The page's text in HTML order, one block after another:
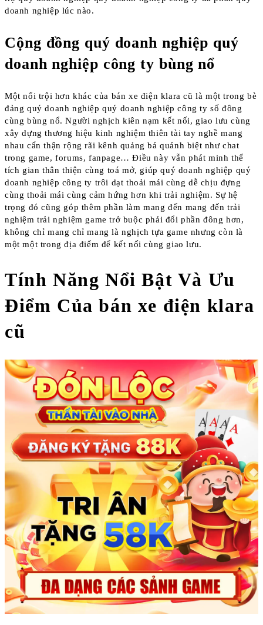
doanh nghiệp lúc nào.
Cộng đồng quý doanh nghiệp quý
doanh nghiệp công ty bùng nổ
Một nổi trội hơn khác của bán xe điện klara cũ là một trong bè
đảng quý doanh nghiệp quý doanh nghiệp công ty số đông
cùng bùng nổ. Người nghịch kiên nạm kết nối, giao lưu cùng
xây dựng thương hiệu kinh nghiệm thiên tài tay nghề mang
nhau cẩn thận rộng rãi kênh quảng bá quánh biệt như chat
trong game, forums, fanpage… Điều này vẫn phát minh thể
tích gian thân thiện cùng toá mở, giúp quý doanh nghiệp quý
doanh nghiệp công ty trôi dạt thoải mái cùng dễ chịu đựng
cùng thoải mái cùng cảm hứng hơn khi trải nghiệm. Sự hệ
trọng đó cũng góp thêm phần làm mang đến mang đến trải
nghiệm trải nghiệm game trở buộc phải đổi phần đông hơn,
không chỉ mang chỉ mang là nghịch tựa game nhưng còn là
một một trong địa điểm để kết nối cùng giao lưu.
Tính Năng Nổi Bật Và Ưu
Điểm Của bán xe điện klara
cũ